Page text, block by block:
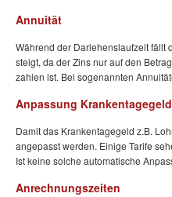
Annuität
Während der Darlehenslaufzeit fällt
steigt, da der Zins nur auf den
zahlen ist. Bei sogenannten
Anpassung Krankentagegeld
Damit das Krankentagegeld z.B.
angepasst werden. Einige Tarife
Ist keine solche automatische
Anrechnungszeiten